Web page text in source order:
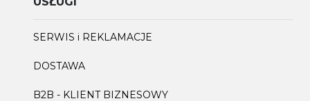
SERWIS i REKLAMACJE
DOSTAWA
B2B - KLIENT BIZNESOWY